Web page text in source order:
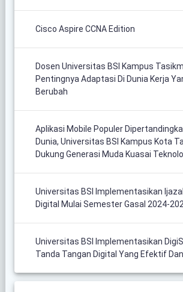
Cisco Aspire CCNA Edition
Dosen Universitas BSI Kampus
Pentingnya Adaptasi Di Dunia Kerja
Berubah
Aplikasi Mobile Populer
Dunia, Universitas BSI Kampus Kota
Dukung Generasi Muda Kuasai
Universitas BSI Implementasikan
Digital Mulai Semester Gasal 2024-
Universitas BSI Implementasikan
Tanda Tangan Digital Yang Efektif